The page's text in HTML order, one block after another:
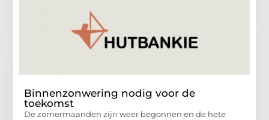
Binnenzonwering nodig voor de
toekomst
De zomermaanden zijn weer begonnen en de hete